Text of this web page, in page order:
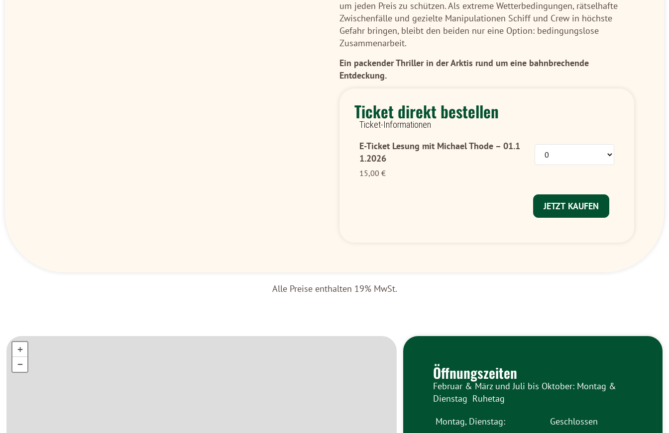
um jeden Preis zu schützen. Als extreme Wetterbedingungen, rätselhafte
Zwischenfälle und gezielte Manipulationen Schiff und Crew in höchste
Gefahr bringen, bleibt den beiden nur eine Option: bedingungslose
Zusammenarbeit.
Ein packender Thriller in der Arktis rund um eine bahnbrechende
Entdeckung.
Ticket direkt bestellen
Ticket-Informationen
E-Ticket Lesung mit Michael Thode – 01.1
1.2026
15,00 €
JETZT KAUFEN
Alle Preise enthalten 19% MwSt.
+
−
+
−
Öffnungszeiten
Februar & März und Juli bis Oktober: Montag &
Dienstag Ruhetag
Montag, Dienstag:
Geschlossen